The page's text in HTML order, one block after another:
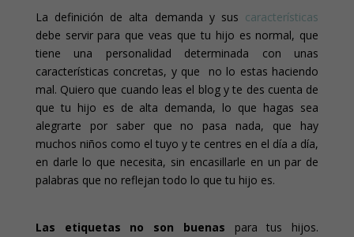
La definición de alta demanda y sus características
debe servir para que veas que tu hijo es normal, que
tiene una personalidad determinada con unas
características concretas, y que no lo estas haciendo
mal. Quiero que cuando leas el blog y te des cuenta de
que tu hijo es de alta demanda, lo que hagas sea
alegrarte por saber que no pasa nada, que hay
muchos niños como el tuyo y te centres en el día a día,
en darle lo que necesita, sin encasillarle en un par de
palabras que no reflejan todo lo que tu hijo es.
Las etiquetas no son buenas para tus hijos.